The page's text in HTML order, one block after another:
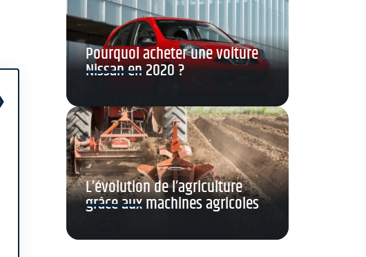
Pourquoi acheter une voiture
Nissan en 2020 ?
L’évolution de l’agriculture
grâce aux machines agricoles